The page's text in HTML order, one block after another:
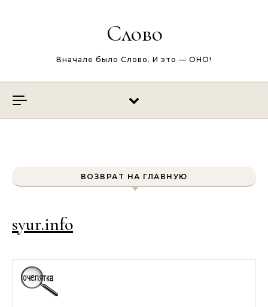
Слово
Вначале было Слово. И это — ОНО!
ВОЗВРАТ НА ГЛАВНУЮ
syur.info